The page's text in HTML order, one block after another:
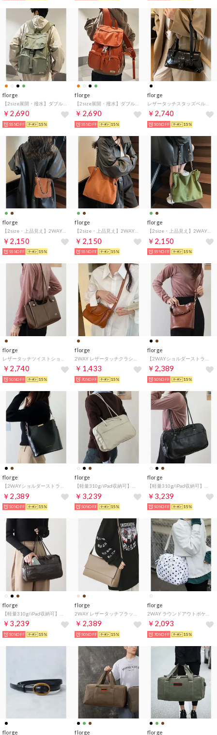
florge
￥2,690
55%OFF 15%
florge
￥2,690
55%OFF 15%
florge
レザータッチスタッズベルトハンドバッグ/ショルダーバッグ （ブラック）
￥2,740
50%OFF 15%
florge
￥2,150
55%OFF 15%
florge
￥2,150
55%OFF 15%
florge
【2size・上品見え】2WAY スエード調チェーンショルダーバッグ/トートバッグ Mサイズ （Mサイズ/グリーン）
￥2,150
55%OFF 15%
florge
￥2,740
50%OFF 15%
florge
￥1,433
70%OFF 15%
florge
￥2,389
50%OFF 15%
florge
￥2,389
50%OFF 15%
florge
￥3,239
50%OFF 15%
florge
￥3,239
50%OFF 15%
florge
￥3,239
50%OFF 15%
florge
￥2,389
50%OFF 15%
florge
￥2,093
70%OFF 15%
florge florge florge